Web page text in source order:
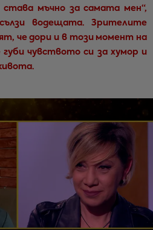
става мъчно за самата мен“,
водещата. Зрителите
че дори и в този момент на
чувството си за хумор и